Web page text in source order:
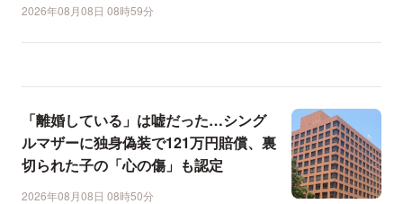
2026年08月08日 08時59分
「離婚している」は嘘だった…シング
ルマザーに独身偽装で121万円賠償、裏
切られた子の「心の傷」も認定
2026年08月08日 08時50分